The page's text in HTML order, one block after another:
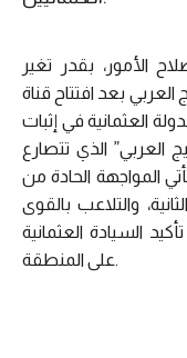
الأمور، بقدر تغير
العربي بعد افتتاح قناة
الدولة العثمانية في إثبات
العربي” الذي تتصارع
المواجهة الحادة من
والتلاعب بالقوى
السيادة العثمانية
على المنطقة.